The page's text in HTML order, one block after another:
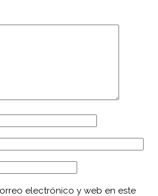
electrónico y web en este